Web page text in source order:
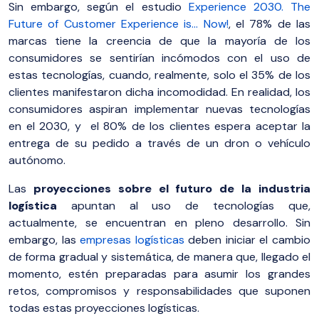
Sin embargo, según el estudio Experience 2030. The
Future of Customer Experience is… Now!, el 78% de las
marcas tiene la creencia de que la mayoría de los
consumidores se sentirían incómodos con el uso de
estas tecnologías, cuando, realmente, solo el 35% de los
clientes manifestaron dicha incomodidad. En realidad, los
consumidores aspiran implementar nuevas tecnologías
en el 2030, y el 80% de los clientes espera aceptar la
entrega de su pedido a través de un dron o vehículo
autónomo.
Las proyecciones sobre el futuro de la industria
logística apuntan al uso de tecnologías que,
actualmente, se encuentran en pleno desarrollo. Sin
embargo, lasempresas logísticas deben iniciar el cambio
de forma gradual y sistemática, de manera que, llegado el
momento, estén preparadas para asumir los grandes
retos, compromisos y responsabilidades que suponen
todas estas proyecciones logísticas.